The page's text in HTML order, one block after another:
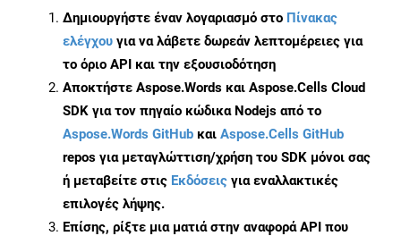
Δημιουργήστε έναν λογαριασμό στο Πίνακας
ελέγχου για να λάβετε δωρεάν λεπτομέρειες για
το όριο API και την εξουσιοδότηση
Αποκτήστε Aspose.Words και Aspose.Cells Cloud
SDK για τον πηγαίο κώδικα Nodejs από το
Aspose.Words GitHub και Aspose.Cells GitHub
repos για μεταγλώττιση/χρήση του SDK μόνοι σας
ή μεταβείτε στις Εκδόσεις για εναλλακτικές
επιλογές λήψης.
Επίσης, ρίξτε μια ματιά στην αναφορά API που